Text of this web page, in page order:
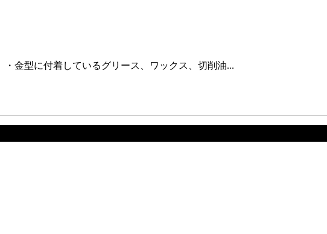
金型に付着しているグリース、ワックス、切削油...